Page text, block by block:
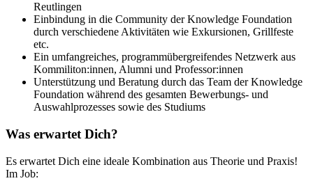
Reutlingen
Einbindung in die Community der Knowledge Foundation
durch verschiedene Aktivitäten wie Exkursionen, Grillfeste
etc.
Ein umfangreiches, programmübergreifendes Netzwerk aus
Kommiliton:innen, Alumni und Professor:innen
Unterstützung und Beratung durch das Team der Knowledge
Foundation während des gesamten Bewerbungs- und
Auswahlprozesses sowie des Studiums
Was erwartet Dich?
Es erwartet Dich eine ideale Kombination aus Theorie und Praxis!
Im Job: